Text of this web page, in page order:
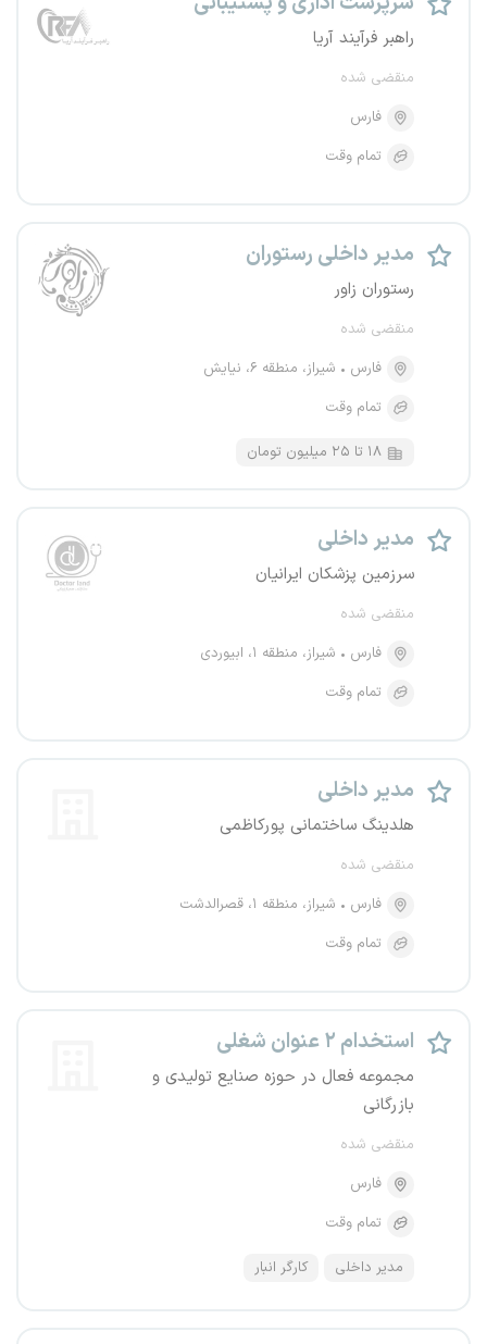
راهبر فرآیند آریا
منقضی شده
فارس
تمام وقت
مدیر داخلی رستوران
رستوران زاور
منقضی شده
فارس
شیراز، منطقه ۶، نیایش
تمام وقت
۱۸ تا ۲۵ میلیون تومان
مدیر داخلی
سرزمین پزشکان ایرانیان
منقضی شده
فارس
شیراز، منطقه ۱، ابیوردی
تمام وقت
مدیر داخلی
هلدینگ ساختمانی پورکاظمی
منقضی شده
فارس
شیراز، منطقه ۱، قصرالدشت
تمام وقت
استخدام ۲ عنوان شغلی
مجموعه فعال در حوزه صنایع تولیدی و
بازرگانی
منقضی شده
فارس
تمام وقت
مدیر داخلی کارگر انبار